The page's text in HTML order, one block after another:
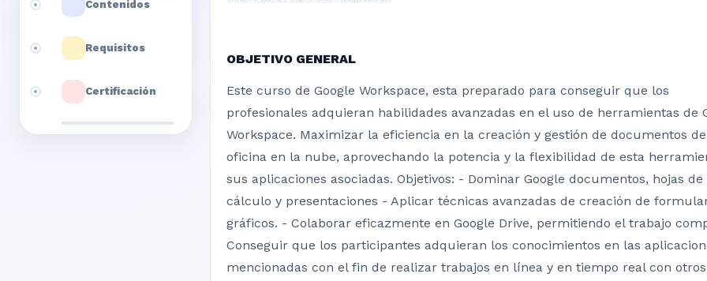
Contenidos
Requisitos
Certificación
OBJETIVO GENERAL
Este curso de Google Workspace, esta preparado para conseguir que los
profesionales adquieran habilidades avanzadas en el uso de herramientas de
Workspace. Maximizar la eficiencia en la creación y gestión de documentos de
oficina en la nube, aprovechando la potencia y la flexibilidad de esta
sus aplicaciones asociadas. Objetivos: - Dominar Google documentos, hojas de
cálculo y presentaciones - Aplicar técnicas avanzadas de creación de
gráficos. - Colaborar eficazmente en Google Drive, permitiendo el trabajo
Conseguir que los participantes adquieran los conocimientos en las
mencionadas con el fin de realizar trabajos en línea y en tiempo real con otros